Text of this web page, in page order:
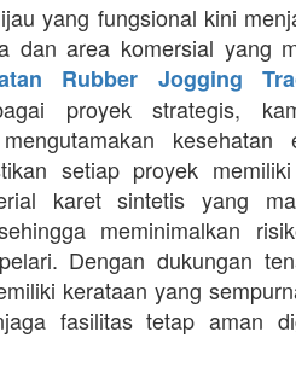
yang fungsional kini
dan area komersial yang
Rubber Jogging
proyek strategis,
kesehatan
setiap proyek
karet sintetis yang
meminimalkan
Dengan dukungan
kerataan yang
fasilitas tetap aman